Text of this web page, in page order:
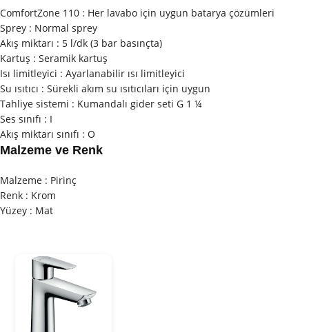
ComfortZone 110 : Her lavabo için uygun batarya çözümleri
Sprey : Normal sprey
Akış miktarı : 5 l/dk (3 bar basınçta)
Kartuş : Seramik kartuş
Isı limitleyici : Ayarlanabilir ısı limitleyici
Su ısıtıcı : Sürekli akım su ısıtıcıları için uygun
Tahliye sistemi : Kumandalı gider seti G 1 ¼
Ses sınıfı : I
Akış miktarı sınıfı : O
Malzeme ve Renk
Malzeme : Pirinç
Renk : Krom
Yüzey : Mat